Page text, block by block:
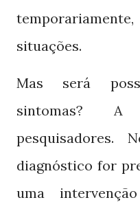
situações.
Mas será
sintomas? A
pesquisadores.
diagnóstico for
uma